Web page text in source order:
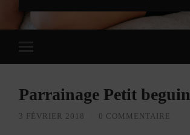
à
mobile
Parrainage Petit beguin
3 FÉVRIER 2018 0 COMMENTAIRE